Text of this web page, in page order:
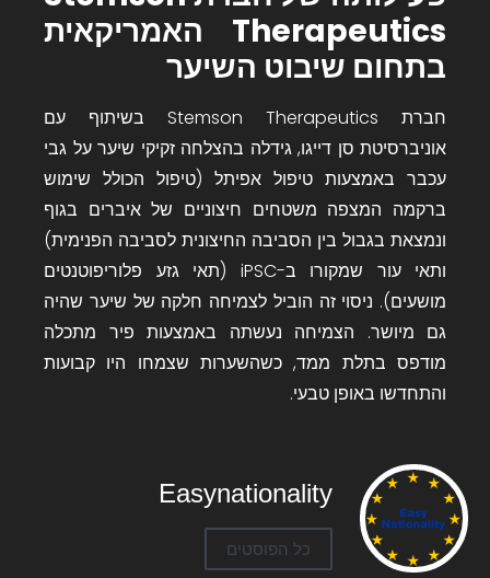
Therapeutics האמריקאית
בתחום שיבוט השיער
חברת Stemson Therapeutics
בשיתוף עם
אוניברסיטת סן דייגו, גידלה בהצלחה זקיקי שיער על גבי
עכבר באמצעות טיפול אפיתל (טיפול הכולל שימוש
ברקמה המצפה משטחים חיצוניים של איברים בגוף
ונמצאת בגבול בין הסביבה החיצונית לסביבה הפנימית)
ותאי עור שמקורו ב-iPSC (תאי גזע פלוריפוטנטים
מושעים). ניסוי זה הוביל לצמיחה חלקה של שיער שהיה
גם מיושר. הצמיחה נעשתה באמצעות פיר מתכלה
מודפס בתלת ממד, כשהשערות שצמחו היו קבועות
והתחדשו באופן טבעי.
Easynationality
כל הפוסטים